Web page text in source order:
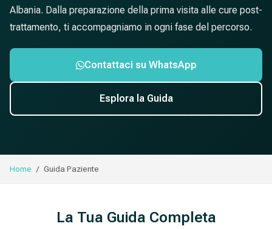
Albania. Dalla preparazione della prima visita alle cure post-
trattamento, ti accompagniamo in ogni fase del percorso.
Contattaci su WhatsApp
Esplora la Guida
Home Guida Paziente
La Tua Guida Completa